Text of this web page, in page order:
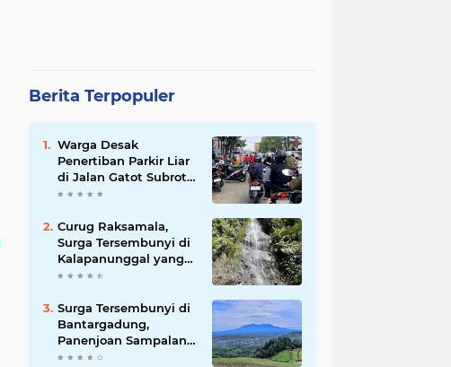
Berita Terpopuler
Warga Desak
Penertiban Parkir Liar
di Jalan Gatot Subroto
Bandung, Kemacetan
Mengkhawatirkan
Curug Raksamala,
Surga Tersembunyi di
Kalapanunggal yang
Siap Menjadi Ikon
Kabupaten Sukabumi
Surga Tersembunyi di
Bantargadung,
Panenjoan Sampalan
Bersiap Menjadi